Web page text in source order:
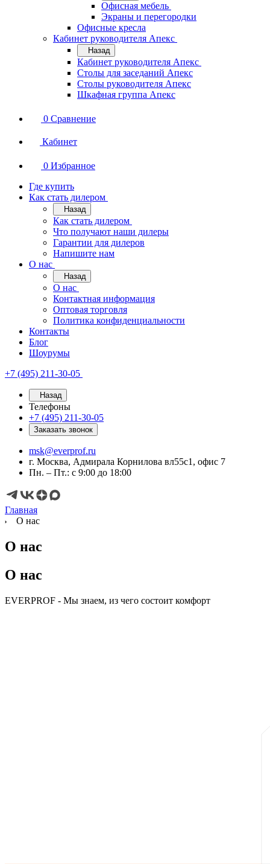
Офисная мебель
Экраны и перегородки
Офисные кресла
Кабинет руководителя Апекс
Назад
Кабинет руководителя Апекс
Столы для заседаний Апекс
Столы руководителя Апекс
Шкафная группа Апекс
0 Сравнение
Кабинет
0 Избранное
Где купить
Как стать дилером
Назад
Как стать дилером
Что получают наши дилеры
Гарантии для дилеров
Напишите нам
О нас
Назад
О нас
Контактная информация
Оптовая торговля
Политика конфиденциальности
Контакты
Блог
Шоурумы
+7 (495) 211-30-05
Назад
Телефоны
+7 (495) 211-30-05
Заказать звонок
msk@everprof.ru
г. Москва, Адмирала Корнилова вл55с1, офис 7
Пн. – Пт.: с 9:00 до 18:00
Главная
О нас
О нас
О нас
EVERPROF - Мы знаем, из чего состоит комфорт